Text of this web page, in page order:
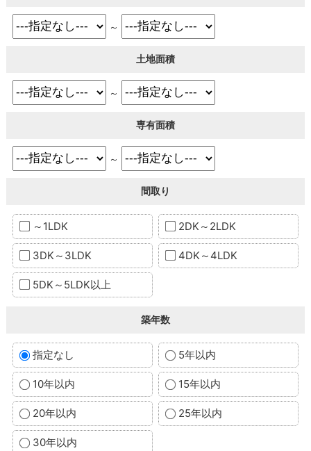
～
土地面積
～
専有面積
～
間取り
～1LDK 2DK～2LDK
3DK～3LDK 4DK～4LDK
5DK～5LDK以上
築年数
指定なし 5年以内
10年以内 15年以内
20年以内 25年以内
30年以内